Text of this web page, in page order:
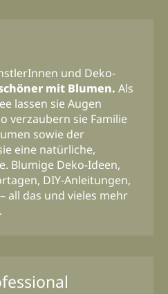
und Deko-
mit Blumen. Als
lassen sie Augen
verzaubern sie Familie
sowie der
eine natürliche,
Blumige Deko-Ideen,
DIY-Anleitungen,
all das und vieles mehr